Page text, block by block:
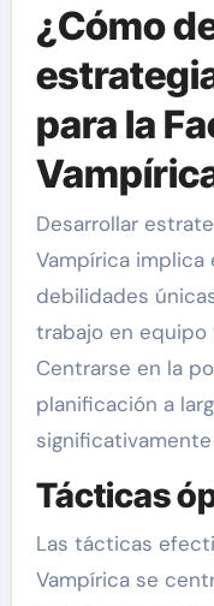
¿Cómo
para la
Desarrollar
Vampírica
debilidades
trabajo en equipo
Centrarse en la
planificación a
Tácticas
Las tácticas
Vampírica se